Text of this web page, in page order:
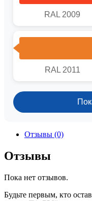
RAL 2009
RAL 2011
Отзывы (0)
Отзывы
Пока нет отзывов.
Будьте первым, кто